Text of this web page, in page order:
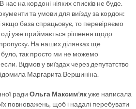
нас на кордоні ніяких списків не буде.
та умови для виїзду за кордон:
якщо база спрацьовує, то перевіряємо
тоді уже приймається рішення щодо
На наших ділянках ще
було, так просто ми не можемо
Відмов у виїздах через депутатство
Маргарита Вершиніна.
ради Ольга Максим’якуже написала
повноважень, щоб і надалі перебувати